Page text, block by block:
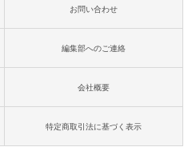
お問い合わせ
編集部へのご連絡
会社概要
特定商取引法に基づく表示